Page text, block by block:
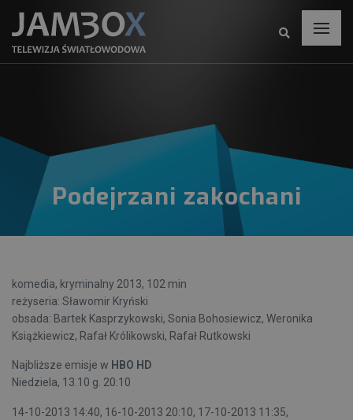
Podejrzani zakochani
komedia, kryminalny 2013, 102 min
reżyseria: Sławomir Kryński
obsada: Bartek Kasprzykowski, Sonia Bohosiewicz, Weronika
Książkiewicz, Rafał Królikowski, Rafał Rutkowski
Najbliższe emisje w HBO HD
Niedziela, 13.10 g. 20:10
14-10-2013 14:40, 16-10-2013 20:10, 17-10-2013 11:35,